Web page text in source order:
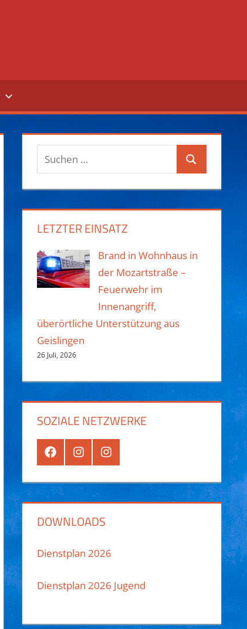
Suchen
nach:
Suchen
LETZTER EINSATZ
Brand in Wohnhaus in
der Mozartstraße –
Feuerwehr im
Innenangriff,
überörtliche Unterstützung aus
Geislingen
26 Juli, 2026
SOZIALE NETZWERKE
FacebookInstagramInstagram
Jugend
DOWNLOADS
Dienstplan 2026
Dienstplan 2026 Jugend